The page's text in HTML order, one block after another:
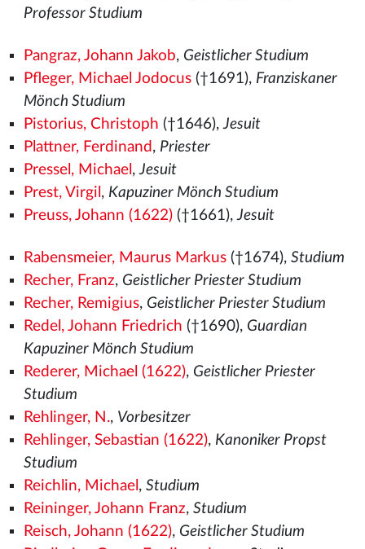
Professor Studium
Pangraz, Johann Jakob, Geistlicher Studium
Pfleger, Michael Jodocus(†1691), Franziskaner
Mönch Studium
Pistorius, Christoph (†1646),Jesuit
Plattner, Ferdinand , Priester
Pressel, Michael ,Jesuit
Prest, Virgil , Kapuziner Mönch Studium
Preuss, Johann (1622)(†1661),Jesuit
Rabensmeier, Maurus Markus(†1674), Studium
Recher, Franz, Geistlicher Priester Studium
Recher, Remigius, Geistlicher Priester Studium
Redel, Johann Friedrich (†1690), Guardian
Kapuziner Mönch Studium
Rederer, Michael (1622), Geistlicher Priester
Studium
Rehlinger, N., Vorbesitzer
Rehlinger, Sebastian (1622), Kanoniker Propst
Studium
Reichlin, Michael , Studium
Reininger, Johann Franz, Studium
Reisch, Johann (1622), Geistlicher Studium